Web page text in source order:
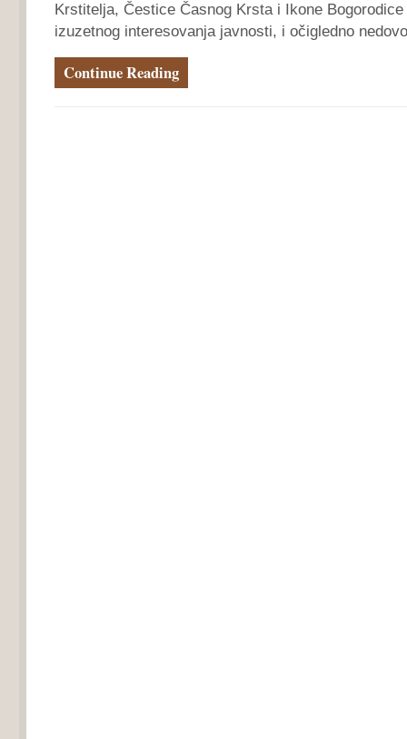
Krstitelja, Čestice Časnog Krsta i Ikone
izuzetnog interesovanja javnosti, i očigledno
Continue Reading